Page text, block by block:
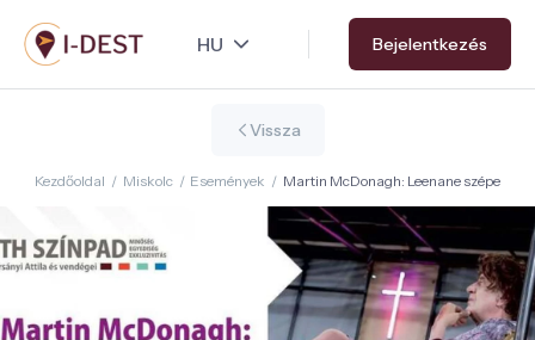
Ugrás
a
tartalomra
Bejelentkezés
Vissza
Kezdőoldal / Miskolc / Események / Martin McDonagh: Leenane szépe